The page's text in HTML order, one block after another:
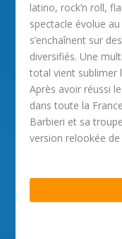
latino, rock’n roll,
spectacle évolue
s’enchaînent sur
diversifiés. Une
total vient sublimer
Après avoir réussi
dans toute la
Barbieri et sa
version relookée de